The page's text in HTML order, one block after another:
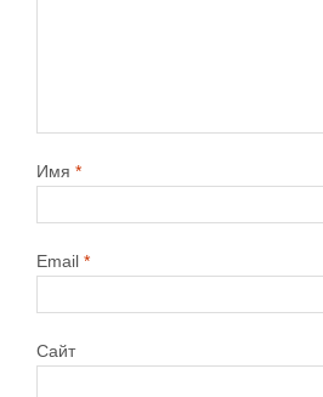
Имя *
Email *
Сайт